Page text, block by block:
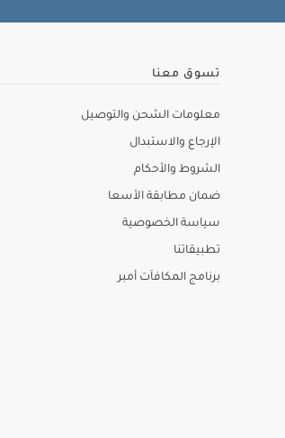
تسوق معنا
معلومات الشحن والتوصيل
الإرجاع والاستبدال
الشروط والأحكام
ضمان مطابقة الأسعا
سياسة الخصوصية
تطبيقاتنا
برنامج المكافآت أمبر